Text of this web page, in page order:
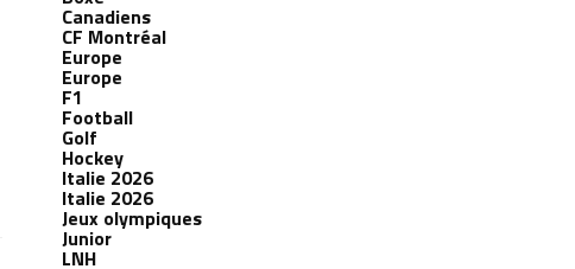
Canadiens
CF Montréal
Europe
Europe
F1
Football
Golf
Hockey
Italie 2026
Italie 2026
Jeux olympiques
Junior
LNH